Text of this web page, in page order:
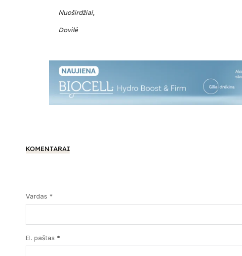
Nuoširdžiai,
Dovilė
KOMENTARAI
Vardas *
El. paštas *